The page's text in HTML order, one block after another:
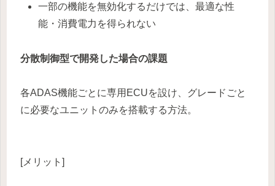
一部の機能を無効化するだけでは、最適な性
能・消費電力を得られない
分散制御型で開発した場合の課題
各ADAS機能ごとに専用ECUを設け、グレードごと
に必要なユニットのみを搭載する方法。
[メリット]